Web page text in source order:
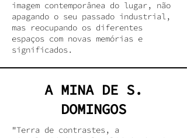
imagem contemporânea do lugar, não
apagando o seu passado industrial,
mas reocupando os diferentes
espaços com novas memórias e
significados.
A MINA DE S.
DOMINGOS
"Terra de contrastes, a